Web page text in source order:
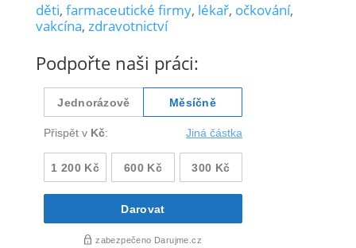
děti, farmaceutické firmy, lékař, očkování,
vakcína, zdravotnictví
Podpořte naši práci: